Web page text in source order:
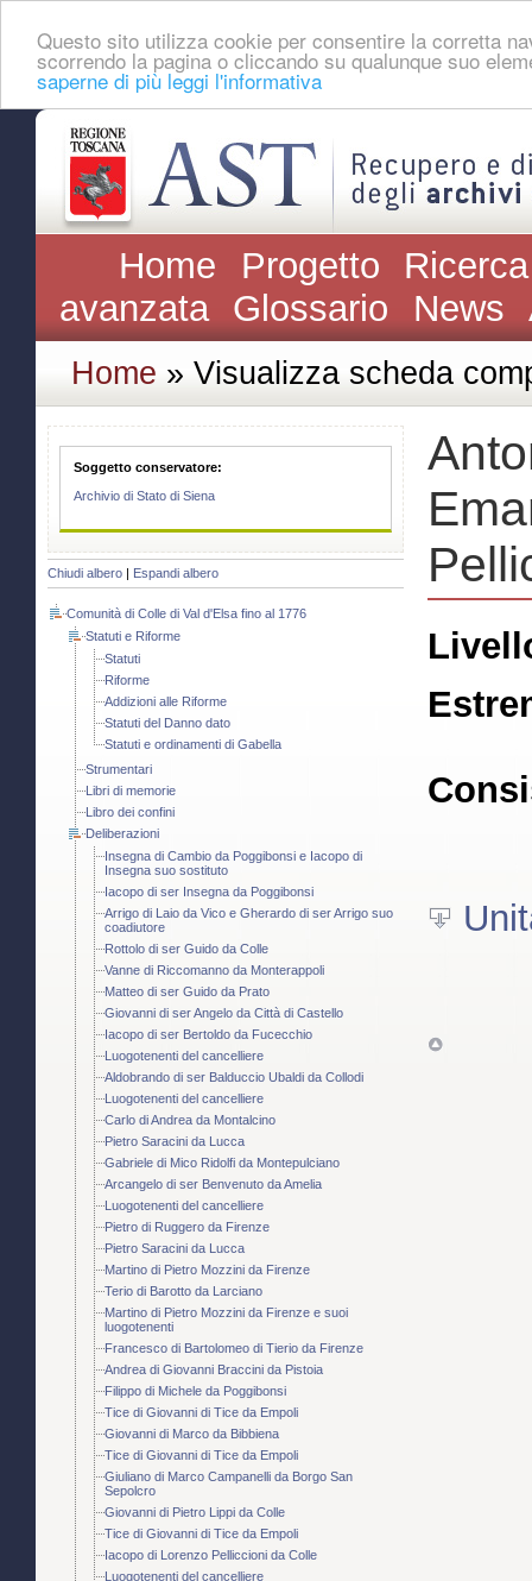
Questo sito utilizza cookie per consentire la corretta
scorrendo la pagina o cliccando su qualunque suo
saperne di più leggi l'informativa
Home Progetto
avanzata Glossario News
Home » Visualizza scheda
Soggetto conservatore:
Archivio di Stato di Siena
Chiudi albero Espandi albero
Comunità di Colle di Val d'Elsa fino al 1776
Statuti e Riforme
Statuti
Riforme
Addizioni alle Riforme
Statuti del Danno dato
Statuti e ordinamenti di Gabella
Strumentari
Libri di memorie
Libro dei confini
Deliberazioni
Insegna di Cambio da Poggibonsi e Iacopo di
Insegna suo sostituto
Iacopo di ser Insegna da Poggibonsi
Arrigo di Laio da Vico e Gherardo di ser Arrigo suo
coadiutore
Rottolo di ser Guido da Colle
Vanne di Riccomanno da Monterappoli
Matteo di ser Guido da Prato
Giovanni di ser Angelo da Città di Castello
Iacopo di ser Bertoldo da Fucecchio
Luogotenenti del cancelliere
Aldobrando di ser Balduccio Ubaldi da Collodi
Luogotenenti del cancelliere
Carlo di Andrea da Montalcino
Pietro Saracini da Lucca
Gabriele di Mico Ridolfi da Montepulciano
Arcangelo di ser Benvenuto da Amelia
Luogotenenti del cancelliere
Pietro di Ruggero da Firenze
Pietro Saracini da Lucca
Martino di Pietro Mozzini da Firenze
Terio di Barotto da Larciano
Martino di Pietro Mozzini da Firenze e suoi
luogotenenti
Francesco di Bartolomeo di Tierio da Firenze
Andrea di Giovanni Braccini da Pistoia
Filippo di Michele da Poggibonsi
Tice di Giovanni di Tice da Empoli
Giovanni di Marco da Bibbiena
Tice di Giovanni di Tice da Empoli
Giuliano di Marco Campanelli da Borgo San
Sepolcro
Giovanni di Pietro Lippi da Colle
Tice di Giovanni di Tice da Empoli
Iacopo di Lorenzo Pelliccioni da Colle
Luogotenenti del cancelliere